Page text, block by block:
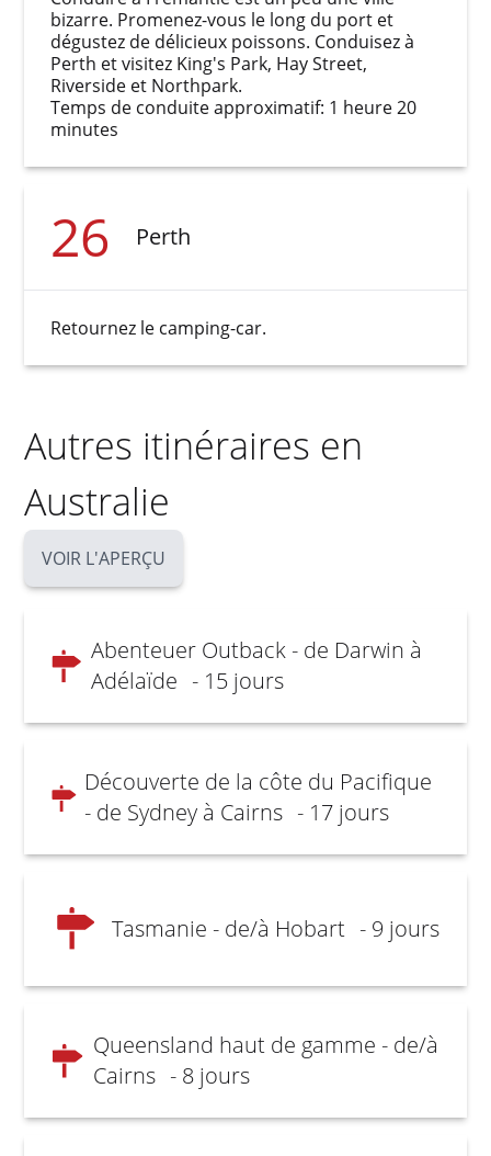
bizarre. Promenez-vous le long du port et
dégustez de délicieux poissons. Conduisez à
Perth et visitez King's Park, Hay Street,
Riverside et Northpark.
Temps de conduite approximatif: 1 heure 20
minutes
26 Perth
Retournez le camping-car.
Autres itinéraires en
Australie
VOIR L'APERÇU
Abenteuer Outback - de Darwin à
Adélaïde - 15 jours
Découverte de la côte du Pacifique
- de Sydney à Cairns - 17 jours
Tasmanie - de/à Hobart - 9 jours
Queensland haut de gamme - de/à
Cairns - 8 jours